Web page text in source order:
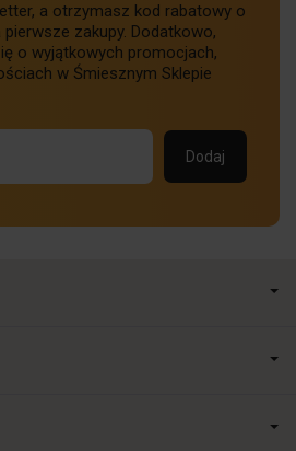
a otrzymasz kod rabatowy o
pierwsze zakupy. Dodatkowo,
o wyjątkowych promocjach,
w Śmiesznym Sklepie